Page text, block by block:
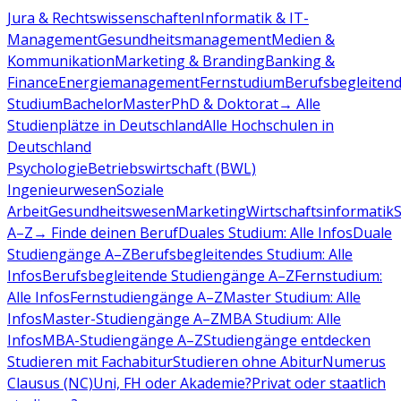
Jura & RechtswissenschaftenInformatik & IT-
ManagementGesundheitsmanagementMedien &
KommunikationMarketing & BrandingBanking &
FinanceEnergiemanagementFernstudiumBerufsbegleitend
StudiumBachelorMasterPhD & Doktorat→ Alle
Studienplätze in DeutschlandAlle Hochschulen in
Deutschland
PsychologieBetriebswirtschaft (BWL)
IngenieurwesenSoziale
ArbeitGesundheitswesenMarketingWirtschaftsinformatik
A–Z→ Finde deinen BerufDuales Studium: Alle InfosDuale
Studiengänge A–ZBerufsbegleitendes Studium: Alle
InfosBerufsbegleitende Studiengänge A–ZFernstudium:
Alle InfosFernstudiengänge A–ZMaster Studium: Alle
InfosMaster-Studiengänge A–ZMBA Studium: Alle
InfosMBA-Studiengänge A–ZStudiengänge entdecken
Studieren mit FachabiturStudieren ohne AbiturNumerus
Clausus (NC)Uni, FH oder Akademie?Privat oder staatlich